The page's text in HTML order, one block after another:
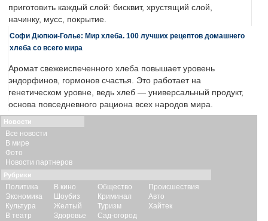
приготовить каждый слой: бисквит, хрустящий слой,
начинку, мусс, покрытие.
Софи Дюпюи-Голье: Мир хлеба. 100 лучших рецептов домашнего
хлеба со всего мира
Аромат свежеиспеченного хлеба повышает уровень
эндорфинов, гормонов счастья. Это работает на
генетическом уровне, ведь хлеб — универсальный продукт,
основа повседневного рациона всех народов мира.
Новости
Все новости
В мире
Фото
Новости партнеров
Рубрики
Политика
Экономика
Культура
В театр
В кино
Шоубиз
Желтый
Здоровье
Общество
Криминал
Туризм
Сад-огород
Происшествия
Авто
Хайтек